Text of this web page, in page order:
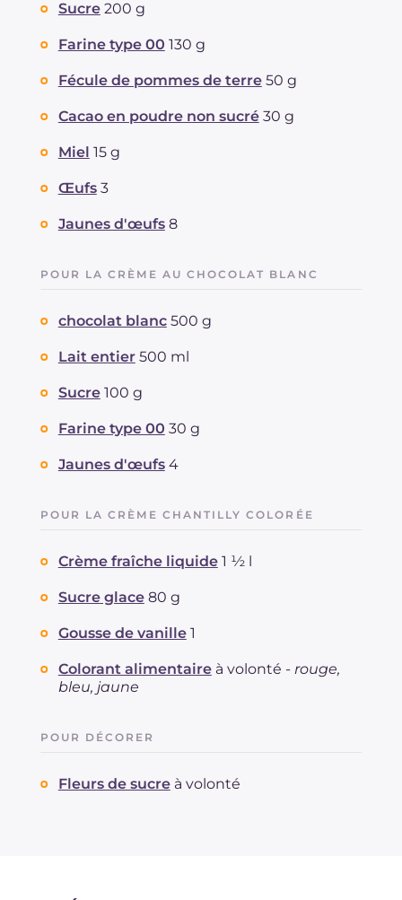
Sucre 200 g
Farine type 00 130 g
Fécule de pommes de terre 50 g
Cacao en poudre non sucré 30 g
Miel 15 g
Œufs 3
Jaunes d'œufs 8
POUR LA CRÈME AU CHOCOLAT BLANC
chocolat blanc 500 g
Lait entier 500 ml
Sucre 100 g
Farine type 00 30 g
Jaunes d'œufs 4
POUR LA CRÈME CHANTILLY COLORÉE
Crème fraîche liquide 1 ½ l
Sucre glace 80 g
Gousse de vanille 1
Colorant alimentaire à volonté - rouge,
bleu, jaune
POUR DÉCORER
Fleurs de sucre à volonté